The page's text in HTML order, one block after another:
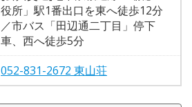
役所」駅1番出口を東へ徒歩12分
／市バス「田辺通二丁目」停下
車、西へ徒歩5分
052-831-2672 東山荘